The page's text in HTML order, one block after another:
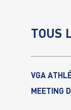
TOUS
VGA
MEETING